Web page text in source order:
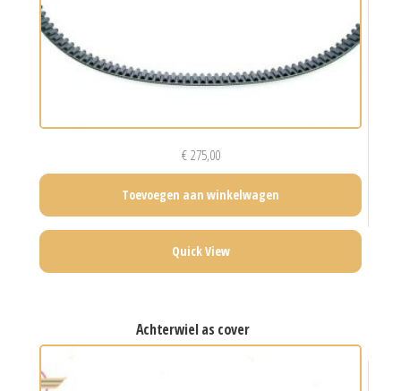
€275,00
Toevoegen aan winkelwagen
Quick View
achterwiel as cover